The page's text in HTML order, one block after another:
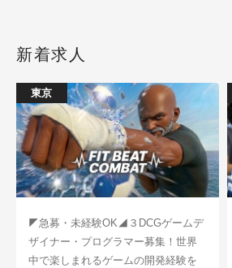
新着求人
東京
◤急募・未経験OK◢３DCGゲームデ
ザイナー・プログラマー募集！世界
中で楽しまれるゲームの開発経験を